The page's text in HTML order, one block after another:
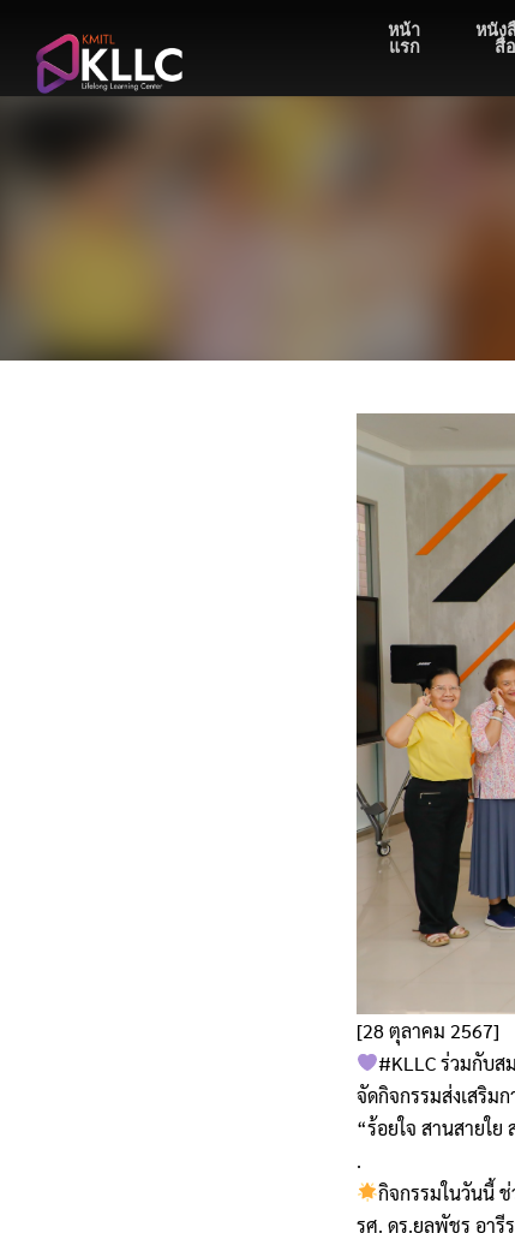
content
หน้า
แรก
หนัง
สื่อ
[28 ตุลาคม 2567]
#KLLC ร่วมกับ
จัดกิจกรรมส่งเสริม
“ร้อยใจ สานสายใย
.
กิจกรรมในวันนี้ ช่
รศ. ดร.ยลพัชร อารี